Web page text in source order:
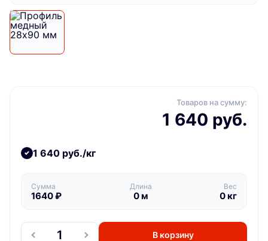
Товаров на сумму:
1 640 руб.
1 640 руб./кг
Сумма
1640₽
Длина
0м
Вес
0кг
В корзину